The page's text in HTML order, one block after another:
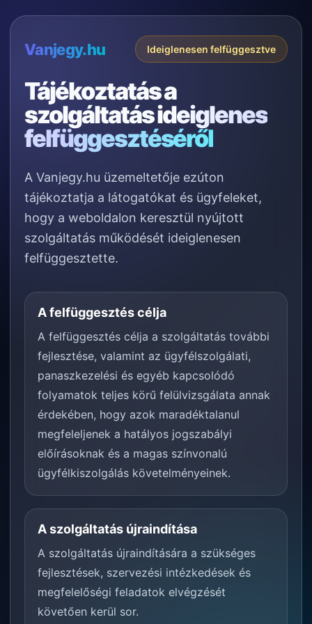
Vanjegy.hu Ideiglenesen felfüggesztve
Tájékoztatás a
szolgáltatásideiglenes
felfüggesztéséről
A Vanjegy.hu üzemeltetője ezúton
tájékoztatja a látogatókat és ügyfeleket,
hogy a weboldalon keresztül nyújtott
szolgáltatás működését ideiglenesen
felfüggesztette.
A felfüggesztés célja
A felfüggesztés célja a szolgáltatás további
fejlesztése, valamint az ügyfélszolgálati,
panaszkezelési és egyéb kapcsolódó
folyamatok teljes körű felülvizsgálata annak
érdekében, hogy azok maradéktalanul
megfeleljenek a hatályos jogszabályi
előírásoknak és a magas színvonalú
ügyfélkiszolgálás követelményeinek.
A szolgáltatás újraindítása
A szolgáltatás újraindítására a szükséges
fejlesztések, szervezési intézkedések és
megfelelőségi feladatok elvégzését
követően kerül sor.